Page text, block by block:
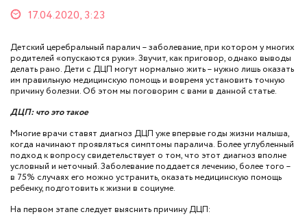
17.04.2020, 3:23
Детский церебральный паралич – заболевание, при котором у многих
родителей «опускаются руки». Звучит, как приговор, однако выводы
делать рано. Дети с ДЦП могут нормально жить – нужно лишь оказать
им правильную медицинскую помощь и вовремя установить точную
причину болезни. Об этом мы поговорим с вами в данной статье.
ДЦП: что это такое
Многие врачи ставят диагноз ДЦП уже впервые годы жизни малыша,
когда начинают проявляться симптомы паралича. Более углубленный
подход к вопросу свидетельствует о том, что этот диагноз вполне
условный и неточный. Заболевание поддается лечению, более того –
в 75% случаях его можно устранить, оказать медицинскую помощь
ребенку, подготовить к жизни в социуме.
На первом этапе следует выяснить причину ДЦП: